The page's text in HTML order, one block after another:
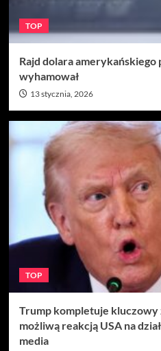
TOP
Rajd dolara
wyhamował
13 stycznia, 2026
TOP
Trump kompletuje kluczowy
możliwą reakcją USA na
media